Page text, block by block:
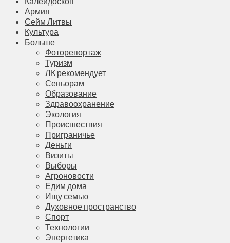
Армия
Сейм Литвы
Культура
Больше
Фоторепортаж
Туризм
ЛК рекомендует
Сеньорам
Образование
Здравоохранение
Экология
Происшествия
Приграничье
Деньги
Визиты
Выборы
Агроновости
Едим дома
Ищу семью
Духовное пространство
Спорт
Технологии
Энергетика